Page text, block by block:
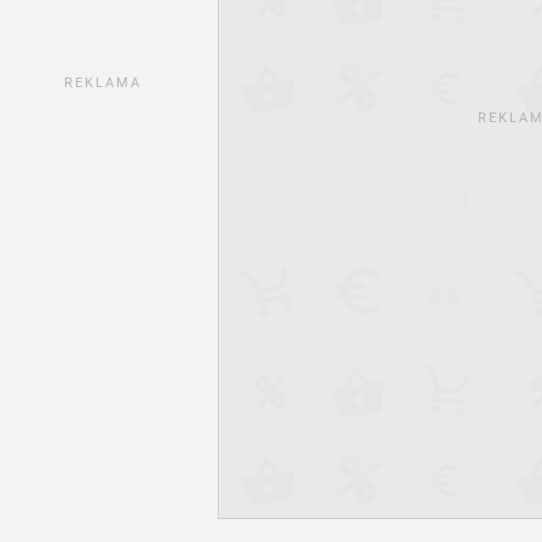
REKLAMA